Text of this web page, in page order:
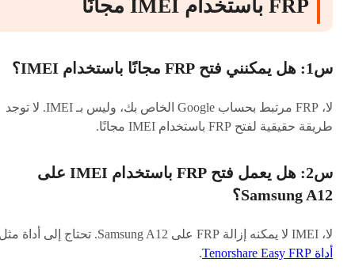
FRP باستخدام IMEI مجانًا
س1: هل يمكنني فتح FRP مجانًا باستخدام IMEI؟
لا، FRP مرتبط بحساب Google الخاص بك، وليس بـ IMEI. لا توجد
طريقة حقيقية لفتح FRP باستخدام IMEI مجانًا.
س2: هل يعمل فتح FRP باستخدام IMEI على
Samsung A12؟
لا، IMEI لا يمكنه إزالة FRP على Samsung A12. تحتاج إلى أداة مثل
أداة Tenorshare Easy FRP
.